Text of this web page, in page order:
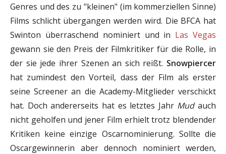
Genres und des zu "kleinen" (im kommerziellen Sinne)
Films schlicht übergangen werden wird. Die BFCA hat
Swinton überraschend nominiert und in Las Vegas
gewann sie den Preis der Filmkritiker für die Rolle, in
der sie jede ihrer Szenen an sich reißt. Snowpiercer
hat zumindest den Vorteil, dass der Film als erster
seine Screener an die Academy-Mitglieder verschickt
hat. Doch andererseits hat es letztes Jahr Mudauch
nicht geholfen und jener Film erhielt trotz blendender
Kritiken keine einzige Oscarnominierung. Sollte die
Oscargewinnerin aber dennoch nominiert werden,